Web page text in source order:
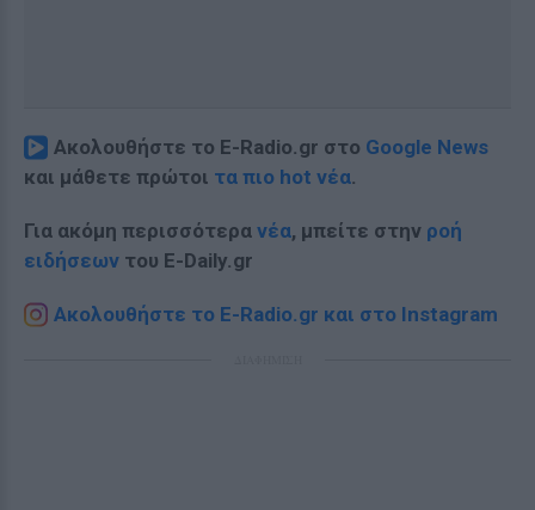
Ακολουθήστε το E-Radio.gr στο Google News
και μάθετε πρώτοι τα πιο hot νέα.
Για ακόμη περισσότερα νέα, μπείτε στην ροή
ειδήσεων του E-Daily.gr
Ακολουθήστε το E-Radio.gr και στο Instagram